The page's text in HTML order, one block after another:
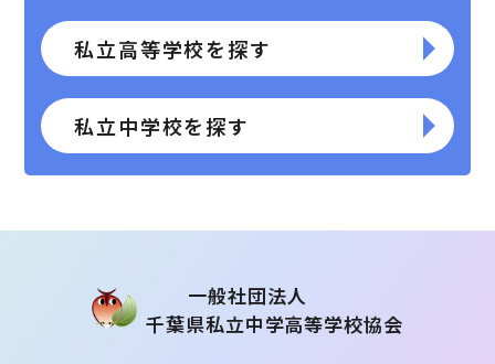
私立高等学校を探す
私立中学校を探す
⼀般社団法⼈
千葉県私⽴中学⾼等学校協会